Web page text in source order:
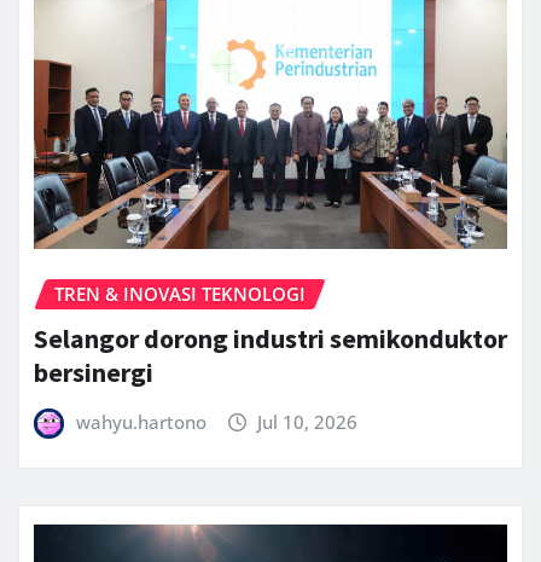
TREN & INOVASI TEKNOLOGI
Selangor dorong industri semikonduktor
bersinergi
wahyu.hartono Jul 10, 2026